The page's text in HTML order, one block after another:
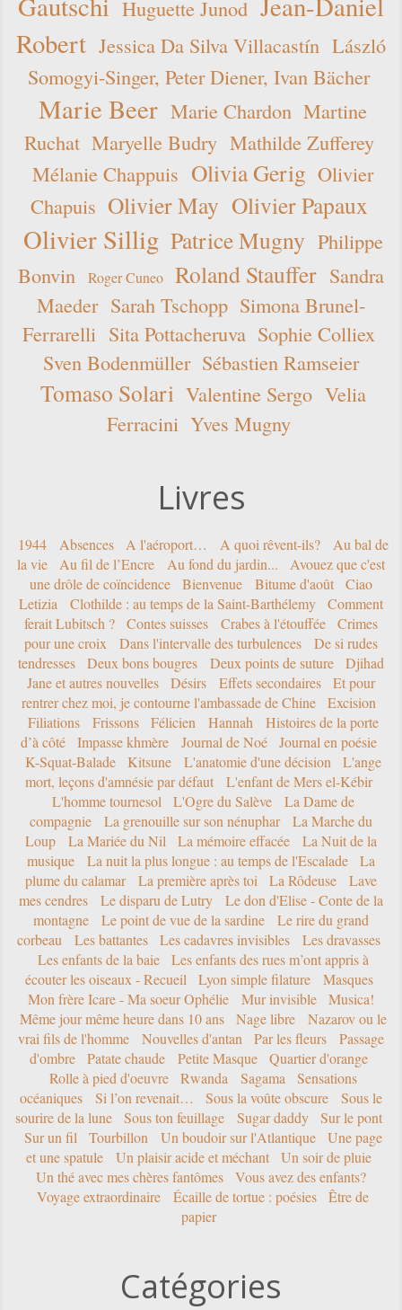
Huguette Junod
Robert Jessica Da Silva Villacastín László
Somogyi-Singer, Peter Diener, Ivan Bächer
Marie Beer Marie Chardon Martine
Ruchat Maryelle Budry Mathilde Zufferey
Mélanie Chappuis Olivia Gerig Olivier
Chapuis Olivier May Olivier Papaux
Olivier Sillig Patrice Mugny Philippe
Bonvin
Roger Cuneo Roland Stauffer Sandra
Maeder Sarah Tschopp Simona Brunel-
Ferrarelli Sita Pottacheruva Sophie Colliex
Sven Bodenmüller Sébastien Ramseier
Tomaso Solari Valentine Sergo Velia
Ferracini Yves Mugny
Livres
1944 Absences A l'aéroport… A quoi rêvent-ils?
Au bal de
la vie
Au fil de l’Encre Au fond du jardin...
Avouez que c'est
une drôle de coïncidence
Bienvenue Bitume d'août
Ciao
Letizia
Clothilde : au temps de la Saint-Barthélemy
Comment
ferait Lubitsch ?
Contes suisses Crabes à l'étouffée
Crimes
pour une croix
Dans l'intervalle des turbulences
De si rudes
tendresses
Deux bons bougres Deux points de suture
Djihad
Jane et autres nouvelles
Désirs Effets secondaires
Et pour
rentrer chez moi, je contourne l'ambassade de Chine
Excision
Filiations
Frissons Félicien Hannah
Histoires de la porte
d’à côté
Impasse khmère Journal de Noé
Journal en poésie
K-Squat-Balade
Kitsune L'anatomie d'une décision
L'ange
mort, leçons d'amnésie par défaut
L'enfant de Mers el-Kébir
L'homme tournesol
L'Ogre du Salève
La Dame de
compagnie
La grenouille sur son nénuphar
La Marche du
Loup
La Mariée du Nil La mémoire effacée
La Nuit de la
musique
La nuit la plus longue : au temps de l'Escalade
La
plume du calamar
La première après toi La Rôdeuse
Lave
mes cendres
Le disparu de Lutry
Le don d'Elise - Conte de la
montagne
Le point de vue de la sardine
Le rire du grand
corbeau
Les battantes Les cadavres invisibles
Les dravasses
Les enfants de la baie
Les enfants des rues m’ont appris à
écouter les oiseaux - Recueil
Lyon simple filature
Masques
Mon frère Icare - Ma soeur Ophélie
Mur invisible
Musica!
Même jour même heure dans 10 ans
Nage libre
Nazarov ou le
vrai fils de l'homme
Nouvelles d'antan Par les fleurs
Passage
d'ombre
Patate chaude Petite Masque
Quartier d'orange
Rolle à pied d'oeuvre
Rwanda Sagama
Sensations
océaniques
Si l’on revenait… Sous la voûte obscure
Sous le
sourire de la lune
Sous ton feuillage Sugar daddy
Sur le pont
Sur un fil
Tourbillon Un boudoir sur l'Atlantique
Une page
et une spatule
Un plaisir acide et méchant
Un soir de pluie
Un thé avec mes chères fantômes
Vous avez des enfants?
Voyage extraordinaire
Écaille de tortue : poésies
Être de
papier
Catégories